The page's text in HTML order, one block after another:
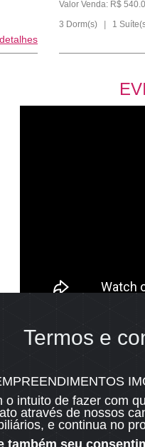
Valor Venda: R$
3 Dorm(s)
1
Termos e
intuito de fazer com
através de nossos
e continua no
também seu
LOCAÇÃO
Documentação
Garantias
Manual do